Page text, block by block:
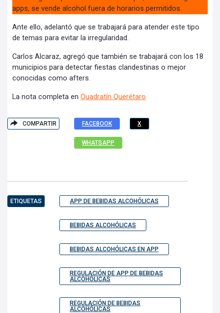
apps, se vende alcohol fuera de horarios permitidos.
Ante ello, adelantó que se trabajará para atender este tipo
de temas para evitar la irregularidad.
Carlos Alcaraz, agregó que también se trabajará con los 18
municipios para detectar fiestas clandestinas o mejor
conocidas como afters.
La nota completa en Quadratín Querétaro
COMPARTIR FACEBOOK X
WHATSAPP
ETIQUETAS APP DE BEBIDAS ALCOHÓLICAS
BEBIDAS ALCOHÓLICAS
BEBIDAS ALCOHÓLICAS EN APP
REGULACIÓN DE APP DE BEBIDAS
ALCOHÓLICAS
REGULACIÓN DE BEBIDAS
ALCOHÓLICAS